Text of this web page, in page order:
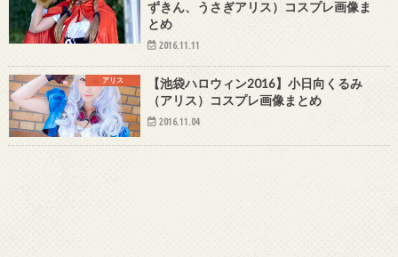
ずきん、うさぎアリス）コスプレ画像ま
とめ
2016.11.11
アリス
【池袋ハロウィン2016】小日向くるみ
（アリス）コスプレ画像まとめ
2016.11.04